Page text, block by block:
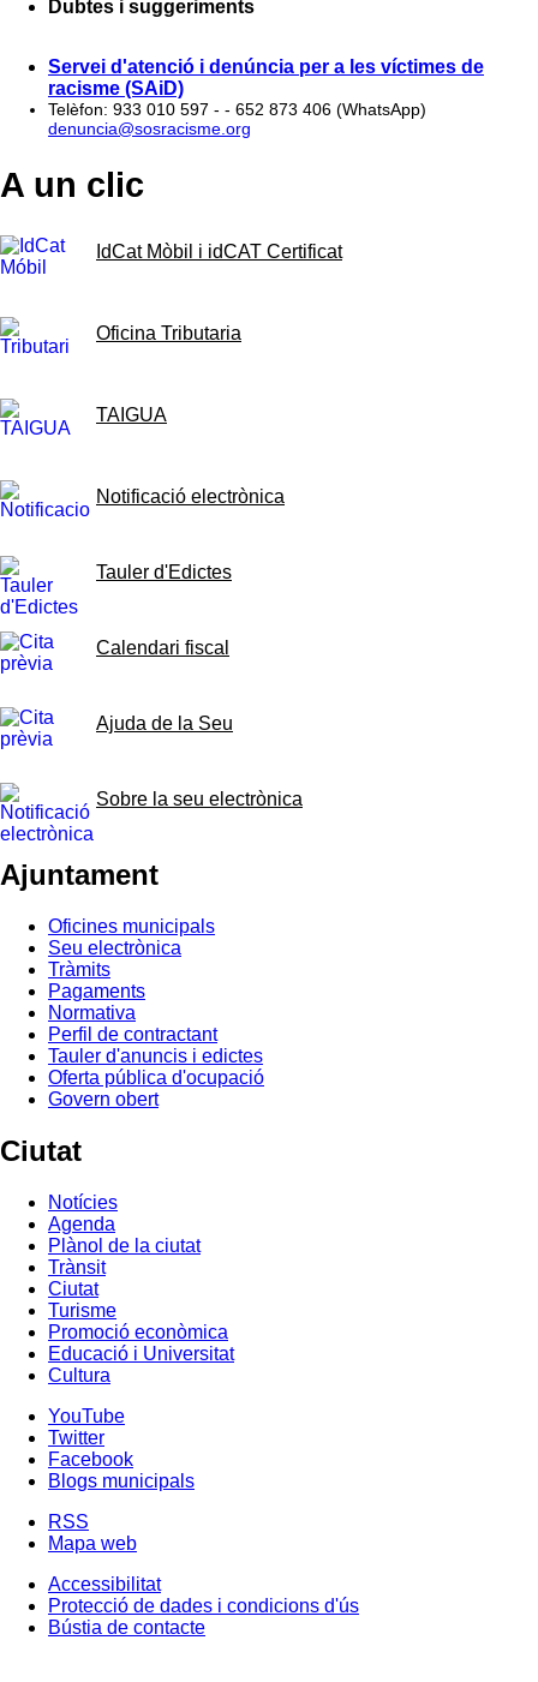
Dubtes i suggeriments
Servei d'atenció i denúncia per a les víctimes de
racisme (SAiD)
Telèfon: 933 010 597 - - 652 873 406 (WhatsApp)
denuncia@sosracisme.org
A un clic
IdCat Mòbil i idCAT Certificat
Oficina Tributaria
TAIGUA
Notificació electrònica
Tauler d'Edictes
Calendari fiscal
Ajuda de la Seu
Sobre la seu electrònica
Ajuntament
Oficines municipals
Seu electrònica
Tràmits
Pagaments
Normativa
Perfil de contractant
Tauler d'anuncis i edictes
Oferta pública d'ocupació
Govern obert
Ciutat
Notícies
Agenda
Plànol de la ciutat
Trànsit
Ciutat
Turisme
Promoció econòmica
Educació i Universitat
Cultura
YouTube
Twitter
Facebook
Blogs municipals
RSS
Mapa web
Accessibilitat
Protecció de dades i condicions d'ús
Bústia de contacte